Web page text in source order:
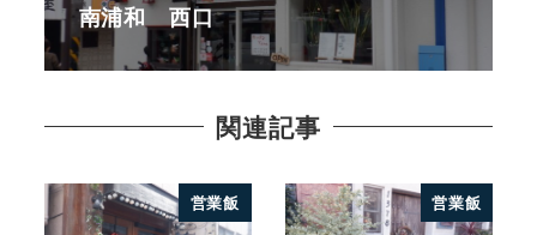
南浦和 西口
関連記事
営業飯 営業飯